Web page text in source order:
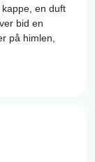
en duft
bid en
på himlen,